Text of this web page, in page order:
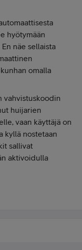
hyötymään
näe sellaista
omalla
vahvistuskoodin
huijarien
vaan käyttäjä on
kyllä nostetaan
sallivat
aktivoidulla